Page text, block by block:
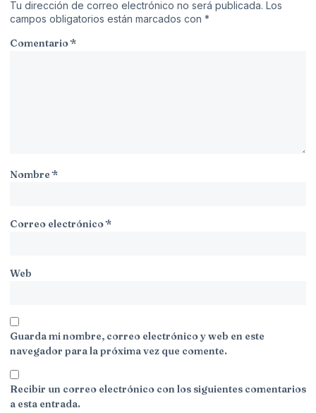
Tu dirección de correo electrónico no será publicada. Los
campos obligatorios están marcados con *
Comentario*
Nombre*
Correo electrónico*
Web
Guarda mi nombre, correo electrónico y web en este
navegador para la próxima vez que comente.
Recibir un correo electrónico con los siguientes comentarios
a esta entrada.